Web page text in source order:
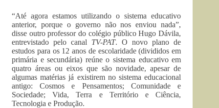
“Até agora estamos utilizando o sistema educativo
anterior, porque o governo não nos enviou nada”,
disse outro professor do colégio público Hugo Dávila,
entrevistado pelo canal TV-PAT. O novo plano de
estudos para os 12 anos de escolaridade (divididos em
primária e secundária) reúne o sistema educativo em
quatro áreas ou eixos que são novidade, apesar de
algumas matérias já existirem no sistema educacional
antigo: Cosmos e Pensamentos; Comunidade e
Sociedade; Vida, Terra e Território e Ciência,
Tecnologia e Produção.